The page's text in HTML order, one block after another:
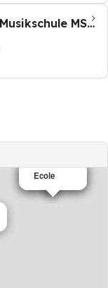
Appenzeller Mittelland Musikschule MSAM
Ecole
Ecole